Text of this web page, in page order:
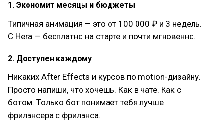
1. Экономит месяцы и бюджеты
Типичная анимация — это от 100 000 ₽ и 3 недель.
С Hera — бесплатно на старте и почти мгновенно.
2. Доступен каждому
Никаких After Effects и курсов по motion-дизайну.
Просто напиши, что хочешь. Как в чате. Как с
ботом. Только бот понимает тебя лучше
фрилансера с фриланса.